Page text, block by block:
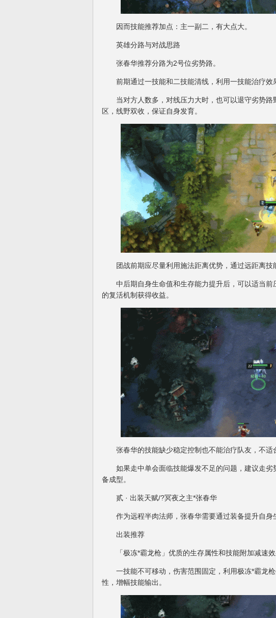
因而技能推荐加点：主一副二，有大点大。
英雄分路与对战思路
张春华推荐分路为2号位劣势路。
前期通过一技能和二技能清线，利用一技能治疗效
当对方人数多，对线压力大时，也可以退守劣势路
区，线野双收，保证自身发育。
团战前期应尽量利用施法距离优势，通过远距离技
中后期自身生命值和生存能力提升后，可以适当前
的复活机制获得收益。
张春华的技能缺少稳定控制也不能治疗队友，不适
如果走中单会面临技能爆发不足的问题，建议走劣
备成型。
贰 · 出装天赋/?冥夜之主*张春华
作为远程半肉法师，张春华需要通过装备提升自身
出装推荐
「极冻*霸龙枪」优质的生存属性和技能附加减速效
一技能不可移动，伤害范围固定，利用极冻*霸龙枪
性，增幅技能输出。